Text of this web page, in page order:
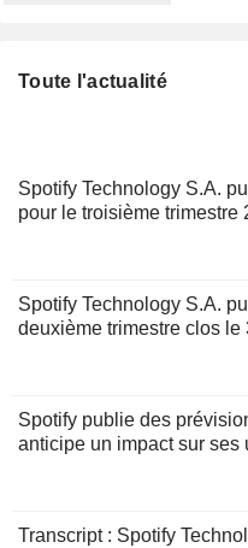
Toute l'actualité
Spotify Technology S.A.
pour le troisième trimestre
Spotify Technology S.A.
deuxième trimestre clos le
Spotify publie des
anticipe un impact sur ses
Transcript : Spotify